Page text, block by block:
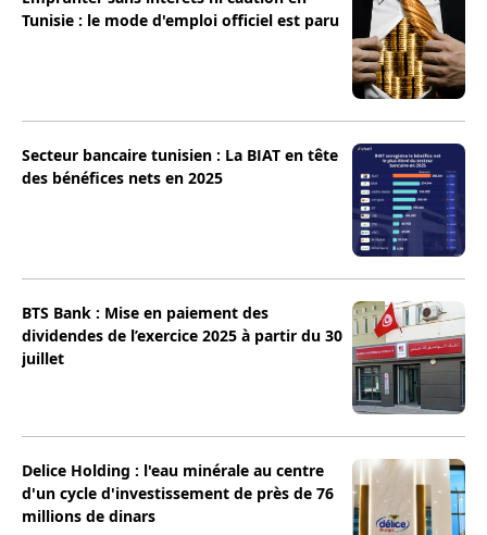
Tunisie : le mode d'emploi officiel est paru
Secteur bancaire tunisien : La BIAT en tête
des bénéfices nets en 2025
BTS Bank : Mise en paiement des
dividendes de l’exercice 2025 à partir du 30
juillet
Delice Holding : l'eau minérale au centre
d'un cycle d'investissement de près de 76
millions de dinars